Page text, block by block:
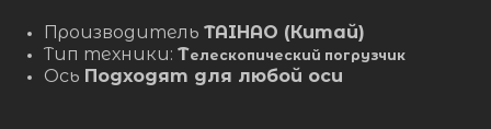
Производитель TAIHAO (Китай)
Тип техники: Телескопический погрузчик
Ось Подходят для любой оси